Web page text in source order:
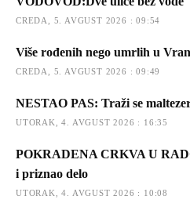
CREDA, 5. AVGUST 2026 : 09:54
Više rođenih nego umrlih u
CREDA, 5. AVGUST 2026 : 09:49
NESTAO PAS: Traži se
UTORAK, 4. AVGUST 2026 : 16:35
POKRADENA CRKVA U
i priznao delo
UTORAK, 4. AVGUST 2026 : 10:08